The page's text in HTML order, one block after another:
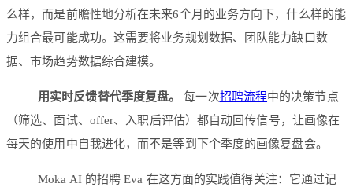
么样，而是前瞻性地分析在未来6个月的业务方向下，什么样的能
力组合最可能成功。这需要将业务规划数据、团队能力缺口数
据、市场趋势数据综合建模。
用实时反馈替代季度复盘。 每一次招聘流程中的决策节点
（筛选、面试、offer、入职后评估）都自动回传信号，让画像在
每天的使用中自我进化，而不是等到下个季度的画像复盘会。
Moka AI 的招聘 Eva 在这方面的实践值得关注：它通过记